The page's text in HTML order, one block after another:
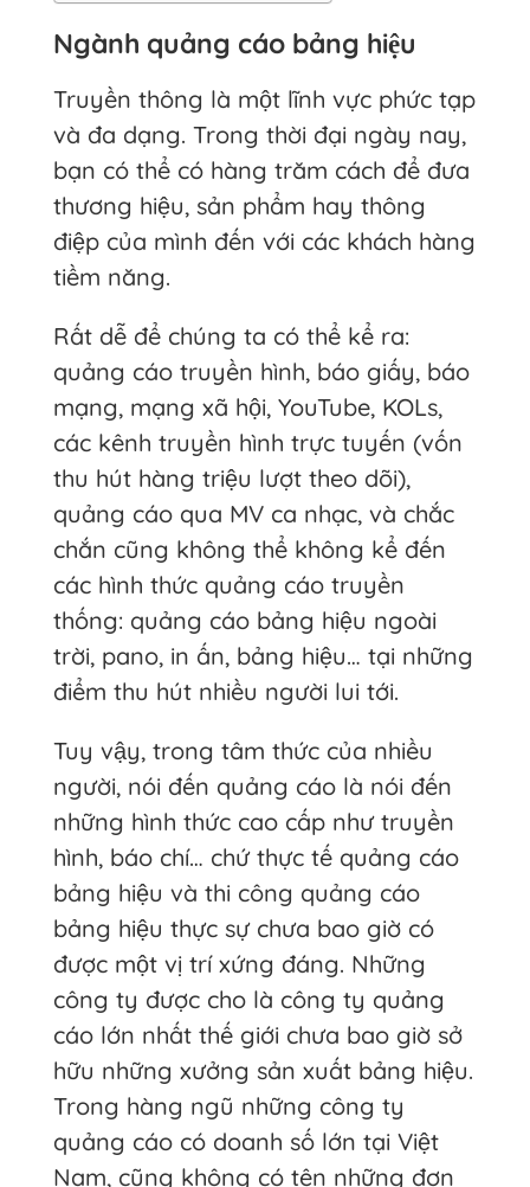
Ngành quảng cáo bảng hiệu
Truyền thông là một lĩnh vực phức tạp
và đa dạng. Trong thời đại ngày nay,
bạn có thể có hàng trăm cách để đưa
thương hiệu, sản phẩm hay thông
điệp của mình đến với các khách hàng
tiềm năng.
Rất dễ để chúng ta có thể kể ra:
quảng cáo truyền hình, báo giấy, báo
mạng, mạng xã hội, YouTube, KOLs,
các kênh truyền hình trực tuyến (vốn
thu hút hàng triệu lượt theo dõi),
quảng cáo qua MV ca nhạc, và chắc
chắn cũng không thể không kể đến
các hình thức quảng cáo truyền
thống: quảng cáo bảng hiệu ngoài
trời, pano, in ấn, bảng hiệu… tại những
điểm thu hút nhiều người lui tới.
Tuy vậy, trong tâm thức của nhiều
người, nói đến quảng cáo là nói đến
những hình thức cao cấp như truyền
hình, báo chí… chứ thực tế quảng cáo
bảng hiệu và thi công quảng cáo
bảng hiệu thực sự chưa bao giờ có
được một vị trí xứng đáng. Những
công ty được cho là công ty quảng
cáo lớn nhất thế giới chưa bao giờ sở
hữu những xưởng sản xuất bảng hiệu.
Trong hàng ngũ những công ty
quảng cáo có doanh số lớn tại Việt
Nam, cũng không có tên những đơn